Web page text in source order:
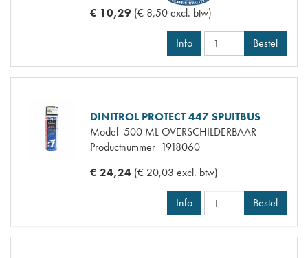
€ 10,29 (€ 8,50 excl. btw)
Info Bestel
DINITROL PROTECT 447 SPUITBUS
Model 500 ML OVERSCHILDERBAAR
Productnummer 1918060
€ 24,24 (€ 20,03 excl. btw)
Info Bestel